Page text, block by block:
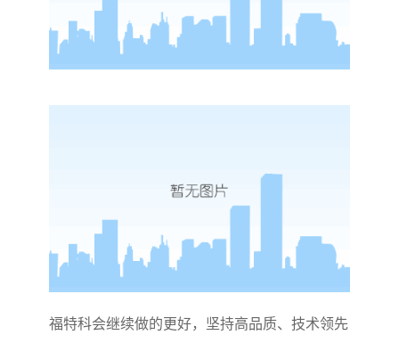
福特科会继续做的更好，坚持高品质、技术领先